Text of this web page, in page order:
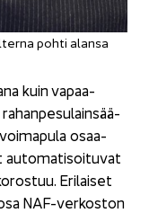
pohti alan­sa
kuin vapaa-​
osaa­
au­to­ma­ti­soi­tu­vat
Eri­lai­set
NAF-​verkoston